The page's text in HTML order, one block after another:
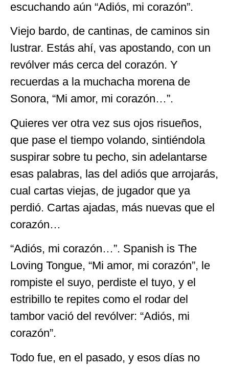
escuchando aún “Adiós, mi corazón”.
Viejo bardo, de cantinas, de caminos sin
lustrar. Estás ahí, vas apostando, con un
revólver más cerca del corazón. Y
recuerdas a la muchacha morena de
Sonora, “Mi amor, mi corazón…”.
Quieres ver otra vez sus ojos risueños,
que pase el tiempo volando, sintiéndola
suspirar sobre tu pecho, sin adelantarse
esas palabras, las del adiós que arrojarás,
cual cartas viejas, de jugador que ya
perdió. Cartas ajadas, más nuevas que el
corazón…
“Adiós, mi corazón…”. Spanish is The
Loving Tongue, “Mi amor, mi corazón”, le
rompiste el suyo, perdiste el tuyo, y el
estribillo te repites como el rodar del
tambor vació del revólver: “Adiós, mi
corazón”.
Todo fue, en el pasado, y esos días no